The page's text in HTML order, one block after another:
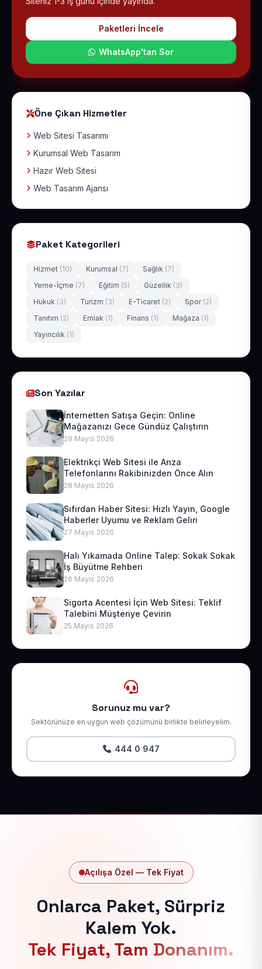
Paketleri İncele
WhatsApp'tan Sor
Öne Çıkan Hizmetler
Web Sitesi Tasarımı
Kurumsal Web Tasarım
Hazır Web Sitesi
Web Tasarım Ajansı
Paket Kategorileri
Hizmet (10) Kurumsal (7) Sağlık (7)
Yeme-İçme (7) Eğitim (5) Güzellik (3)
Hukuk (3) Turizm (3) E-Ticaret (2) Spor (2)
Tanıtım (2) Emlak (1) Finans (1) Mağaza (1)
Yayıncılık (1)
Son Yazılar
İnternetten Satışa Geçin: Online
Mağazanızı Gece Gündüz Çalıştırın
29 Mayıs 2026
Elektrikçi Web Sitesi ile Arıza
Telefonlarını Rakibinizden Önce Alın
28 Mayıs 2026
Sıfırdan Haber Sitesi: Hızlı Yayın, Google
Haberler Uyumu ve Reklam Geliri
27 Mayıs 2026
Halı Yıkamada Online Talep: Sokak Sokak
İş Büyütme Rehberi
26 Mayıs 2026
Sigorta Acentesi İçin Web Sitesi: Teklif
Talebini Müşteriye Çevirin
25 Mayıs 2026
Sorunuz mu var?
Sektörünüze en uygun web çözümünü birlikte belirleyelim.
444 0 947
Açılışa Özel — Tek Fiyat
Onlarca Paket, Sürpriz
Kalem Yok.
Tek Fiyat, Tam Donanım.